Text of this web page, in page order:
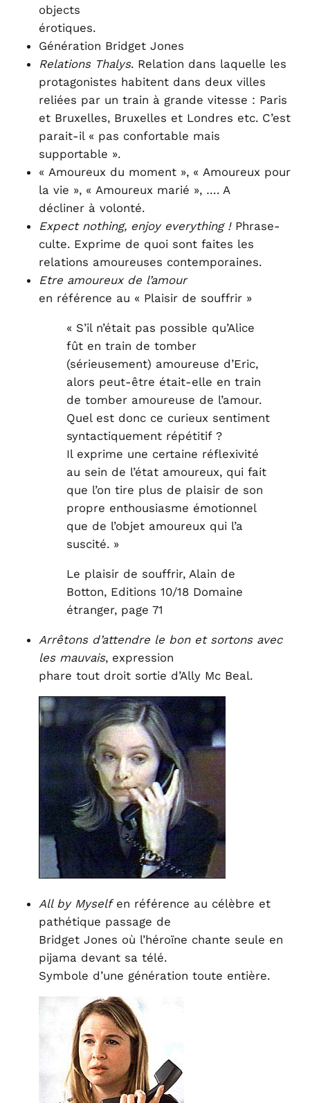
objects
érotiques.
Génération Bridget Jones
Relations Thalys. Relation dans laquelle les
protagonistes habitent dans deux villes
reliées par un train à grande vitesse : Paris
et Bruxelles, Bruxelles et Londres etc. C’est
parait-il « pas confortable mais
supportable ».
« Amoureux du moment », « Amoureux pour
la vie », « Amoureux marié », …. A
décliner à volonté.
Expect nothing, enjoy everything !Phrase-
culte. Exprime de quoi sont faites les
relations amoureuses contemporaines.
Etre amoureux de l’amour
en référence au « Plaisir de souffrir »
« S’il n’était pas possible qu’Alice
fût en train de tomber
(sérieusement) amoureuse d’Eric,
alors peut-être était-elle en train
de tomber amoureuse de l’amour.
Quel est donc ce curieux sentiment
syntactiquement répétitif ?
Il exprime une certaine réflexivité
au sein de l’état amoureux, qui fait
que l’on tire plus de plaisir de son
propre enthousiasme émotionnel
que de l’objet amoureux qui l’a
suscité. »
Le plaisir de souffrir, Alain de
Botton, Editions 10/18 Domaine
étranger, page 71
Arrêtons d’attendre le bon et sortons avec
les mauvais, expression
phare tout droit sortie d’Ally Mc Beal.
All by Myselfen référence au célèbre et
pathétique passage de
Bridget Jones où l’héroïne chante seule en
pijama devant sa télé.
Symbole d’une génération toute entière.